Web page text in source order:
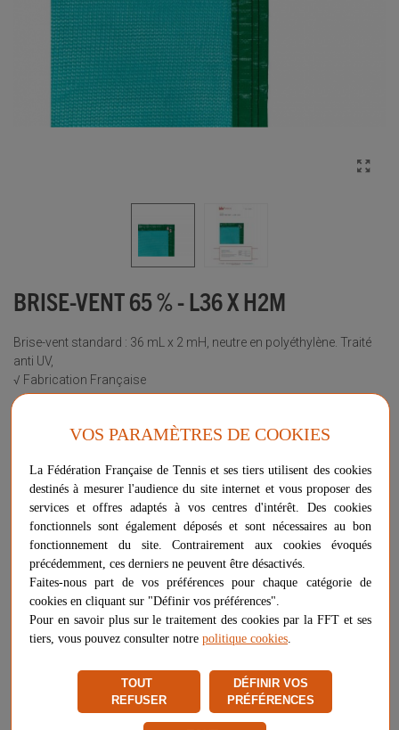
BRISE-VENT 65 % - L36 X H2M
Brise-vent standard : 36 mL x 2 mH, neutre en polyéthylène. Traité
anti UV,
√ Fabrication Française
Voir les questions / réponses
Couleur
Longueur
PLUS QUE 9 ARTICLES EN STOCK
- +
VOS PARAMÈTRES DE COOKIES
La Fédération Française de Tennis et ses tiers utilisent des cookies
destinés à mesurer l'audience du site internet et vous proposer des
services et offres adaptés à vos centres d'intérêt. Des cookies
fonctionnels sont également déposés et sont nécessaires au bon
fonctionnement du site. Contrairement aux cookies évoqués
précédemment, ces derniers ne peuvent être désactivés.
Faites-nous part de vos préférences pour chaque catégorie de
cookies en cliquant sur "Définir vos préférences".
Pour en savoir plus sur le traitement des cookies par la FFT et ses
tiers, vous pouvez consulter notre politique cookies.
TOUT
REFUSER
DÉFINIR VOS
PRÉFÉRENCES